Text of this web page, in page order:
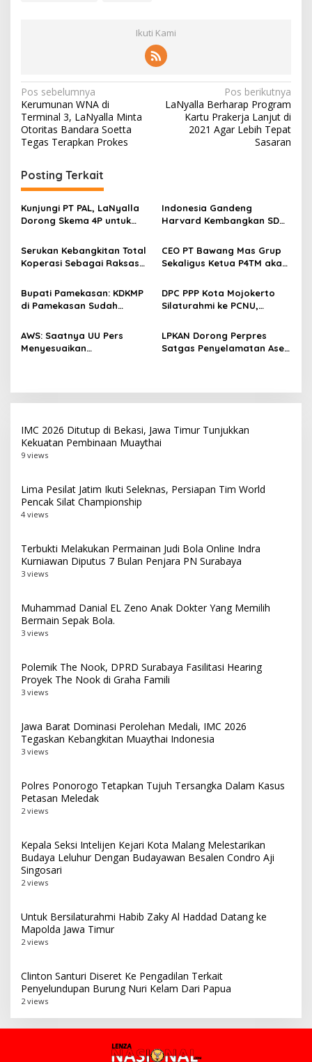
Ikuti Kami
N
a
v
i
g
a
s
i
p
o
s
Pos sebelumnya
Kerumunan WNA di
Terminal 3, LaNyalla Minta
Otoritas Bandara Soetta
Tegas Terapkan Prokes
Pos berikutnya
LaNyalla Berharap Program
Kartu Prakerja Lanjut di
2021 Agar Lebih Tepat
Sasaran
Posting Terkait
Kunjungi PT PAL, LaNyalla
Dorong Skema 4P untuk
Nasional
Indonesia Gandeng
Harvard Kembangkan SDM
Dunia
Serukan Kebangkitan Total
Koperasi Sebagai Raksasa
79
CEO PT Bawang Mas Grup
Sekaligus Ketua P4TM akan
Tembakau di Madura
Bupati Pamekasan: KDKMP
di Pamekasan Sudah
Selesai Akhir Juli 2026
DPC PPP Kota Mojokerto
Silaturahmi ke PCNU,
Masyarakat
AWS: Saatnya UU Pers
Menyesuaikan
LPKAN Dorong Perpres
Satgas Penyelamatan Aset
IMC 2026 Ditutup di Bekasi, Jawa Timur Tunjukkan
Kekuatan Pembinaan Muaythai
9 views
Lima Pesilat Jatim Ikuti Seleknas, Persiapan Tim World
Pencak Silat Championship
4 views
Terbukti Melakukan Permainan Judi Bola Online Indra
Kurniawan Diputus 7 Bulan Penjara PN Surabaya
3 views
Muhammad Danial EL Zeno Anak Dokter Yang Memilih
Bermain Sepak Bola.
3 views
Polemik The Nook, DPRD Surabaya Fasilitasi Hearing
Proyek The Nook di Graha Famili
3 views
Jawa Barat Dominasi Perolehan Medali, IMC 2026
Tegaskan Kebangkitan Muaythai Indonesia
3 views
Polres Ponorogo Tetapkan Tujuh Tersangka Dalam Kasus
Petasan Meledak
2 views
Kepala Seksi Intelijen Kejari Kota Malang Melestarikan
Budaya Leluhur Dengan Budayawan Besalen Condro Aji
Singosari
2 views
Untuk Bersilaturahmi Habib Zaky Al Haddad Datang ke
Mapolda Jawa Timur
2 views
Clinton Santuri Diseret Ke Pengadilan Terkait
Penyelundupan Burung Nuri Kelam Dari Papua
2 views